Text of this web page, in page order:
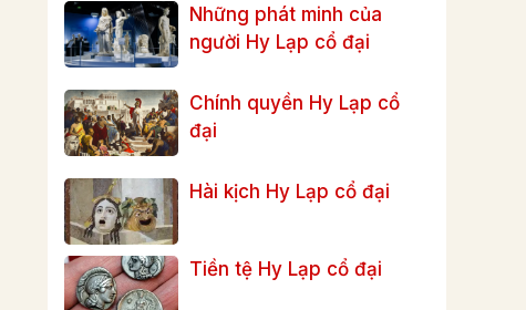
Những phát minh của
người Hy Lạp cổ đại
Chính quyền Hy Lạp cổ
đại
Hài kịch Hy Lạp cổ đại
Tiền tệ Hy Lạp cổ đại